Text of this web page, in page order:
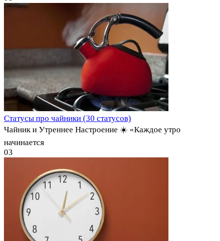
Статусы про чайники (30 статусов)
Чайник и Утреннее Настроение ☀️ «Каждое утро
начинается
03